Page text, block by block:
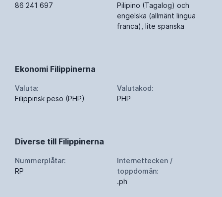
86 241 697
Pilipino (Tagalog) och
engelska (allmänt lingua
franca), lite spanska
Ekonomi Filippinerna
Valuta:
Filippinsk peso (PHP)
Valutakod:
PHP
Diverse till Filippinerna
Nummerplåtar:
RP
Internettecken /
toppdomän:
.ph